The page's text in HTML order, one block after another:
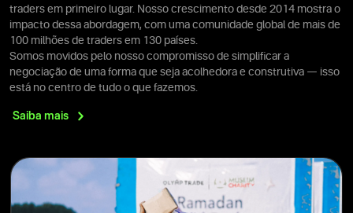
traders em primeiro lugar. Nosso crescimento desde 2014 mostra o
impacto dessa abordagem, com uma comunidade global de mais de
100 milhões de traders em 130 países.
Somos movidos pelo nosso compromisso de simplificar a
negociação de uma forma que seja acolhedora e construtiva — isso
está no centro de tudo o que fazemos.
Saiba mais